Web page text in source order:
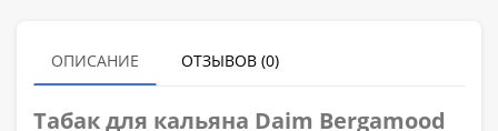
ОПИСАНИЕ ОТЗЫВОВ (0)
Табак для кальяна Daim Bergamood